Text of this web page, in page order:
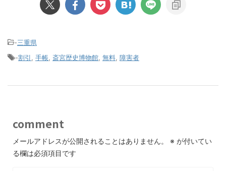
-三重県
-割引 手帳 斎宮歴史博物館 無料 障害者
comment
メールアドレスが公開されることはありません。 ※ が付いてい
る欄は必須項目です